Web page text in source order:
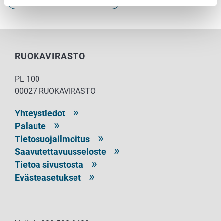
RUOKAVIRASTO
PL 100
00027 RUOKAVIRASTO
Yhteystiedot
Palaute
Tietosuojailmoitus
Saavutettavuusseloste
Tietoa sivustosta
Evästeasetukset